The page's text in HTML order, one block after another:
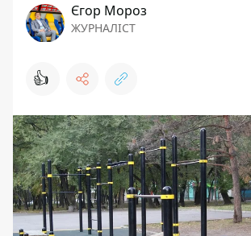
Єгор Мороз
ЖУРНАЛІСТ
👍